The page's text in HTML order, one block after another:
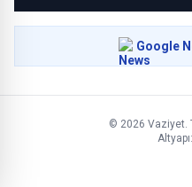
Google
© 2026 Vaziyet.
Altyapı: